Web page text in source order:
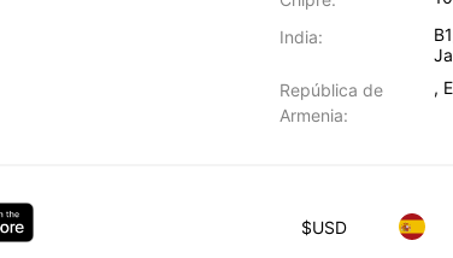
India:
República de
Armenia:
,
$USD